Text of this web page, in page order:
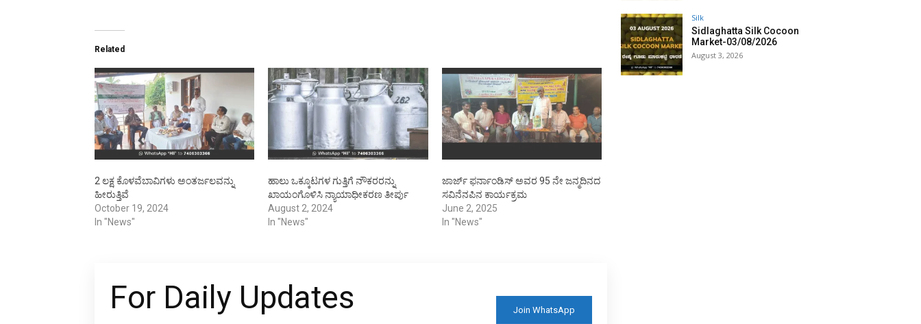
Related
2 ಲಕ್ಷ ಕೊಳವೆಬಾವಿಗಳು ಅಂತರ್ಜಲವನ್ನು
ಹೀರುತ್ತಿವೆ
October 19, 2024
In "News"
ಹಾಲು ಒಕ್ಕೂಟಗಳ ಗುತ್ತಿಗೆ ನೌಕರರನ್ನು
ಖಾಯಂಗೊಳಿಸಿ ನ್ಯಾಯಾಧೀಕರಣ ತೀರ್ಪು
August 2, 2024
In "News"
ಜಾರ್ಜ್ ಫರ್ನಾಂಡಿಸ್ ಅವರ 95 ನೇ ಜನ್ಮದಿನದ
ಸವಿನೆನಪಿನ ಕಾರ್ಯಕ್ರಮ
June 2, 2025
In "News"
For Daily Updates Join WhatsApp
Silk
Sidlaghatta Silk Cocoon
Market-03/08/2026
August 3, 2026